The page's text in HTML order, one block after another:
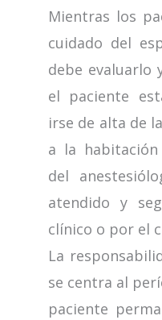
Mientras los
cuidado del
debe evaluarlo
el paciente
irse de alta de
a la
del
atendido y
clínico o por el
La
se centra al
paciente